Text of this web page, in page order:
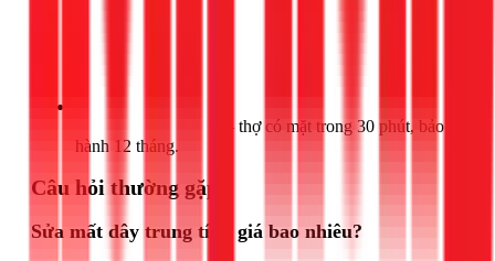
— thợ có mặt trong 30 phút, bảo
hành 12 tháng.
Câu hỏi thường gặp
Sửa mất dây trung tính giá bao nhiêu?